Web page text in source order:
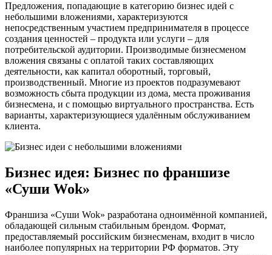
Предложения, попадающие в категорию бизнес идей с
небольшими вложениями, характеризуются
непосредственным участием предпринимателя в процессе
создания ценностей – продукта или услуги – для
потребительской аудитории. Производимые бизнесменом
вложения связаны с оплатой таких составляющих
деятельности, как капитал оборотный, торговый,
производственный. Многие из проектов подразумевают
возможность сбыта продукции из дома, места проживания
бизнесмена, и с помощью виртуального пространства. Есть
варианты, характеризующиеся удалённым обслуживанием
клиента.
Бизнес идея: Бизнес по франшизе
«Суши Wok»
Франшиза «Суши Wok» разработана одноимённой компанией,
обладающей сильным стабильным брендом. Формат,
предоставляемый российским бизнесменам, входит в число
наиболее популярных на территории РФ форматов. Эту